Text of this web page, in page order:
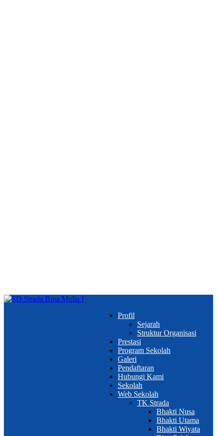
Profil
Sejarah
Struktur Organisasi
Prestasi
Program Sekolah
Galeri
Pendaftaran
Hubungi Kami
Sekolah
Web Sekolah
TK Strada
Bhakti Nusa
Bhakti Utama
Bhakti Wiyata